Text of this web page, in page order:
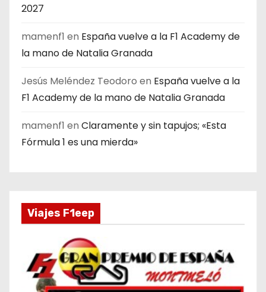
2027
mamenf1 en España vuelve a la F1 Academy de
la mano de Natalia Granada
Jesús Meléndez Teodoro en España vuelve a la
F1 Academy de la mano de Natalia Granada
mamenf1 en Claramente y sin tapujos; «Esta
Fórmula 1 es una mierda»
Viajes F1eep